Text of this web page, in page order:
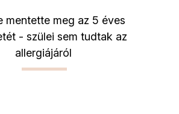
mentette meg az 5 éves
- szülei sem tudtak az
allergiájáról